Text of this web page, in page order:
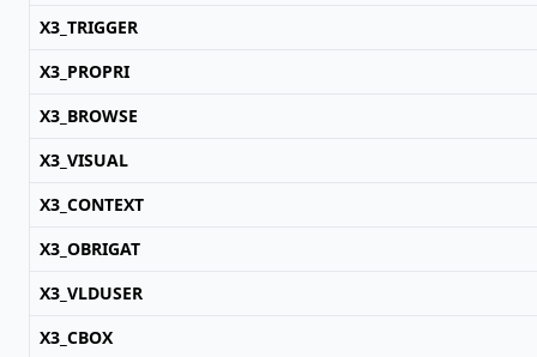
X3_TRIGGER
X3_PROPRI
X3_BROWSE
X3_VISUAL
X3_CONTEXT
X3_OBRIGAT
X3_VLDUSER
X3_CBOX